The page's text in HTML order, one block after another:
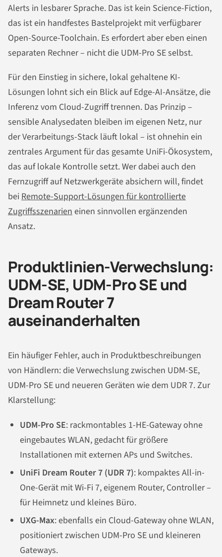
Alerts in lesbarer Sprache. Das ist kein Science-Fiction,
das ist ein handfestes Bastelprojekt mit verfügbarer
Open-Source-Toolchain. Es erfordert aber eben einen
separaten Rechner – nicht die UDM-Pro SE selbst.
Für den Einstieg in sichere, lokal gehaltene KI-
Lösungen lohnt sich ein Blick auf Edge-AI-Ansätze, die
Inferenz vom Cloud-Zugriff trennen. Das Prinzip –
sensible Analysedaten bleiben im eigenen Netz, nur
der Verarbeitungs-Stack läuft lokal – ist ohnehin ein
zentrales Argument für das gesamte UniFi-Ökosystem,
das auf lokale Kontrolle setzt. Wer dabei auch den
Fernzugriff auf Netzwerkgeräte absichern will, findet
beiRemote-Support-Lösungen für kontrollierte
Zugriffsszenarieneinen sinnvollen ergänzenden
Ansatz.
Produktlinien-Verwechslung:
UDM-SE, UDM-Pro SE und
Dream Router 7
auseinanderhalten
Ein häufiger Fehler, auch in Produktbeschreibungen
von Händlern: die Verwechslung zwischen UDM-SE,
UDM-Pro SE und neueren Geräten wie dem UDR 7. Zur
Klarstellung:
UDM-Pro SE: rackmontables 1-HE-Gateway ohne
eingebautes WLAN, gedacht für größere
Installationen mit externen APs und Switches.
UniFi Dream Router 7 (UDR 7): kompaktes All-in-
One-Gerät mit Wi-Fi 7, eigenem Router, Controller –
für Heimnetz und kleines Büro.
UXG-Max: ebenfalls ein Cloud-Gateway ohne WLAN,
positioniert zwischen UDM-Pro SE und kleineren
Gateways.